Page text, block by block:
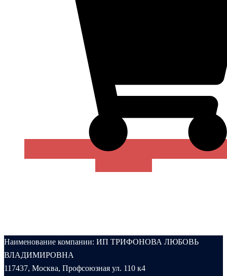
Наименование компании: ИП ТРИФОНОВА ЛЮБОВЬ
ВЛАДИМИРОВНА
117437, Москва, Профсоюзная ул. 110 к4